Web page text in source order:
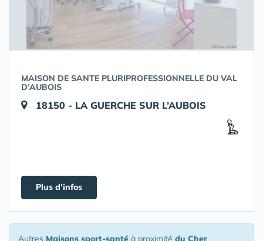
MAISON DE SANTE PLURIPROFESSIONNELLE DU VAL
D’AUBOIS
18150 - LA GUERCHE SUR L’AUBOIS
Plus d'infos
Autres Maisons sport-santé à proximité du Cher